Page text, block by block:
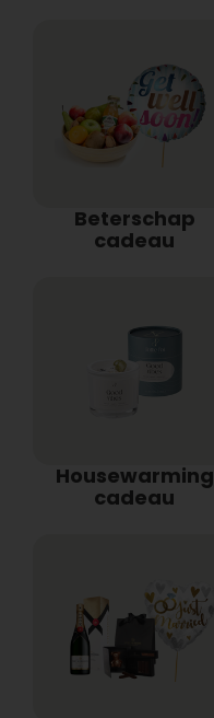
Beterschap
cadeau
Housewarming
cadeau